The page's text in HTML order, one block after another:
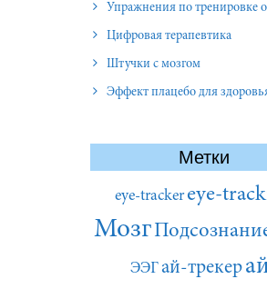
Упражнения по тренировке
Цифровая терапевтика
Штучки с мозгом
Эффект плацебо для здоровья, успеха и
Метки
eye-tracker eye-
Мозг
ЭЭГай-трекер